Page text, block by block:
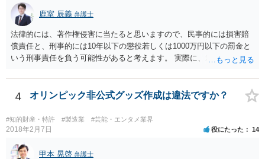
て、AB間の権利調整（可能であれば共有を解消し、分筆してそれぞれ
単独所有するなど）も検討なさると良いですね。
鹿室 辰義 弁護士
法律的には、著作権侵害に当たると思いますので、民事的には損害賠
償責任と、刑事的には10年以下の懲役若しくは1000万円以下の罰金と
いう刑事責任を負う可能性があると考えます。 実際に、裁判になった
受理すると、取調べ等の捜査が行われる可能性があります。 そして、
刑事責任を軽くするためには、被害弁償等を行う必要があります。 今
後の対応としては、まずは、弁護士に相談するのが良いと思います。
4 オリンピック非公式グッズ作成は違法ですか？
#知的財産・特許 #製造業 #芸能・エンタメ業界
2018年2月7日 役にたった 14
甲本 晃啓 弁護士